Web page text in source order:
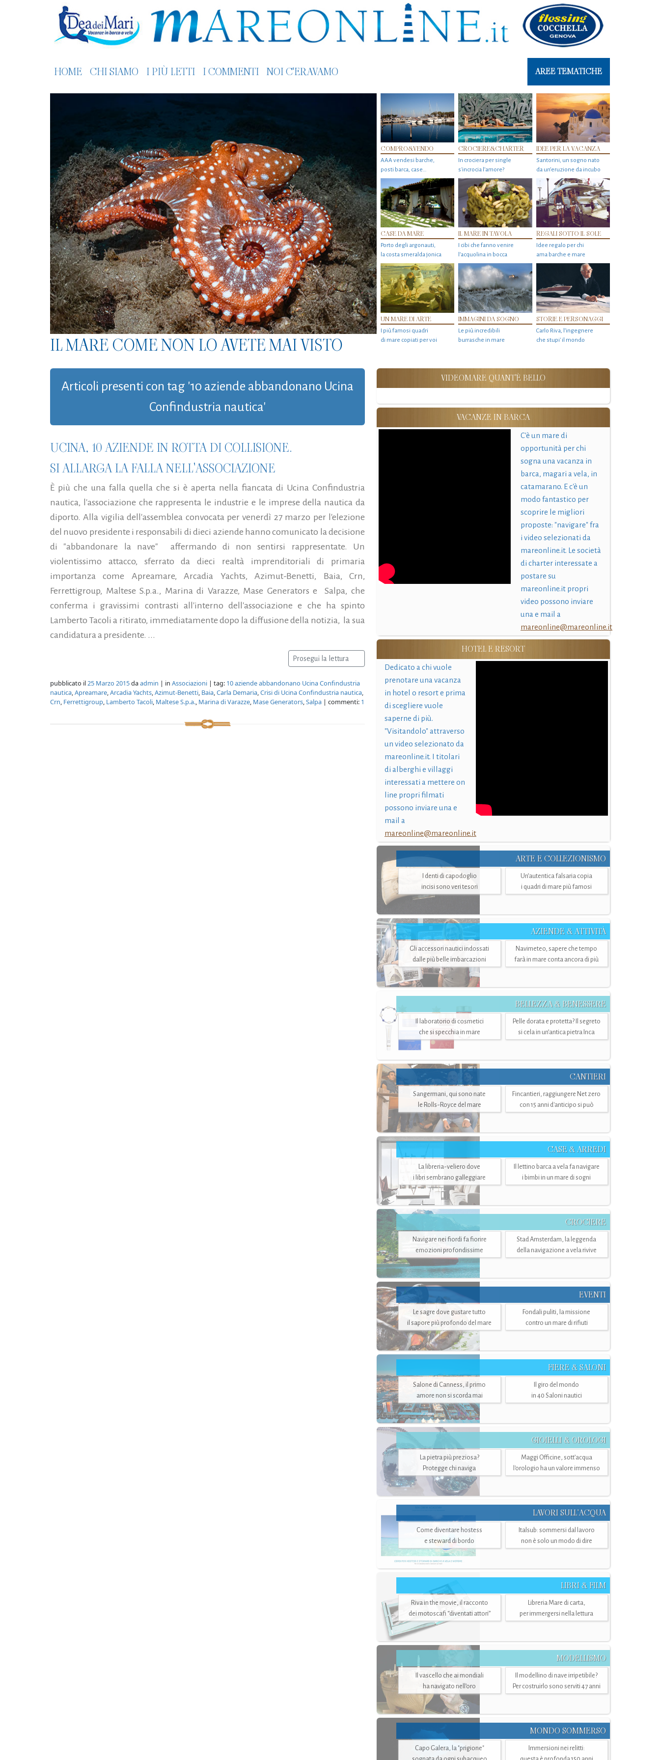
HOME CHI SIAMO I PIÙ LETTI I COMMENTI NOI C'ERAVAMO AREE TEMATICHE
IL MARE COME NON LO AVETE MAI VISTO
COMPRO&VENDO
AAA vendesi barche,
posti barca, case…
CROCIERE&CHARTER
In crociera per single
s'incrocia l’amore?
IDEE PER LA VACANZA
Santorini, un sogno nato
da un’eruzione da incubo
CASE DA MARE
Porto degli argonauti,
la costa smeralda jonica
IL MARE IN TAVOLA
I cibi che fanno venire
l’acquolina in bocca
REGALI SOTTO IL SOLE
Idee regalo per chi
ama barche e mare
UN MARE DI ARTE
I più famosi quadri
di mare copiati per voi
IMMAGINI DA SOGNO
Le più incredibili
burrasche in mare
STORIE E PERSONAGGI
Carlo Riva, l’ingegnere
che stupi' il mondo
Articoli presenti con tag '10 aziende abbandonano Ucina
Confindustria nautica'
UCINA, 10 AZIENDE IN ROTTA DI COLLISIONE.
SI ALLARGA LA FALLA NELL'ASSOCIAZIONE
È più che una falla quella che si è aperta nella fiancata di Ucina Confindustria
nautica, l'associazione che rappresenta le industrie e le imprese della nautica da
diporto. Alla vigilia dell'assemblea convocata per venerdì 27 marzo per l'elezione
del nuovo presidente i responsabili di dieci aziende hanno comunicato la decisione
di "abbandonare la nave" affermando di non sentirsi rappresentate. Un
violentissimo attacco, sferrato da dieci realtà imprenditoriali di primaria
importanza come Apreamare, Arcadia Yachts, Azimut-Benetti, Baia, Crn,
Ferrettigroup, Maltese S.p.a., Marina di Varazze, Mase Generators e Salpa, che
conferma i gravissimi contrasti all'interno dell'associazione e che ha spinto
Lamberto Tacoli a ritirato, immediatamente dopo la diffusione della notizia, la sua
candidatura a presidente. ...
Prosegui la lettura
pubblicato il25 Marzo 2015daadmin | in Associazioni | tag: 10 aziende abbandonano Ucina Confindustria
nautica,Apreamare,Arcadia Yachts,Azimut-Benetti, Baia,Carla Demaria,Crisi di Ucina Confindustria nautica,
Crn, Ferrettigroup, Lamberto Tacoli, Maltese S.p.a., Marina di Varazze, Mase Generators,Salpa | commenti: 1
VIDEOMARE QUANT'È BELLO
VACANZE IN BARCA
C'è un mare di
opportunità per chi
sogna una vacanza in
barca, magari a vela, in
catamarano. E c'è un
modo fantastico per
scoprire le migliori
proposte: "navigare" fra
i video selezionati da
mareonline.it. Le società
di charter interessate a
postare su
mareonline.it propri
video possono inviare
una e mail a
mareonline@mareonline.it
HOTEL E RESORT
Dedicato a chi vuole
prenotare una vacanza
in hotel o resort e prima
di scegliere vuole
saperne di più.
"Visitandolo" attraverso
un video selezionato da
mareonline.it. I titolari
di alberghi e villaggi
interessati a mettere on
line propri filmati
possono inviare una e
mail a
mareonline@mareonline.it
ARTE E COLLEZIONISMO
I denti di capodoglio
incisi sono veri tesori
Un’autentica falsaria copia
i quadri di mare più famosi
AZIENDE & ATTIVITÀ
Gli accessori nautici indossati
dalle più belle imbarcazioni
Navimeteo, sapere che tempo
farà in mare conta ancora di più
BELLEZZA & BENESSERE
Il laboratorio di cosmetici
che si specchia in mare
Pelle dorata e protetta? Il segreto
si cela in un’antica pietra Inca
CANTIERI
Sangermani, qui sono nate
le Rolls-Royce del mare
Fincantieri, raggiungere Net zero
con 15 anni d'anticipo si può
CASE & ARREDI
La libreria-veliero dove
i libri sembrano galleggiare
Il lettino barca a vela fa navigare
i bimbi in un mare di sogni
CROCIERE
Navigare nei fiordi fa fiorire
emozioni profondissime
Stad Amsterdam, la leggenda
della navigazione a vela rivive
EVENTI
Le sagre dove gustare tutto
il sapore più profondo del mare
Fondali puliti, la missione
contro un mare di rifiuti
FIERE & SALONI
Salone di Canness, il primo
amore non si scorda mai
Il giro del mondo
in 40 Saloni nautici
GIOIELLI & OROLOGI
La pietra più preziosa?
Protegge chi naviga
Maggi Officine, sott’acqua
l'orologio ha un valore immenso
LAVORI SULL’ACQUA
Come diventare hostess
e steward di bordo
Italsub: sommersi dal lavoro
non è solo un modo di dire
LIBRI & FILM
Riva in the movie, il racconto
dei motoscafi “diventati attori”
Libreria Mare di carta,
per immergersi nella lettura
MODELLISMO
Il vascello che ai mondiali
ha navigato nell’oro
Il modellino di nave irripetibile?
Per costruirlo sono serviti 47 anni
MONDO SOMMERSO
Capo Galera, la "prigione"
Immersioni nei relitti: